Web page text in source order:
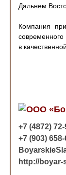
Дальнем
Компания
современного
в
ООО «
+7 (4872)
+7 (903)
http://boyar-